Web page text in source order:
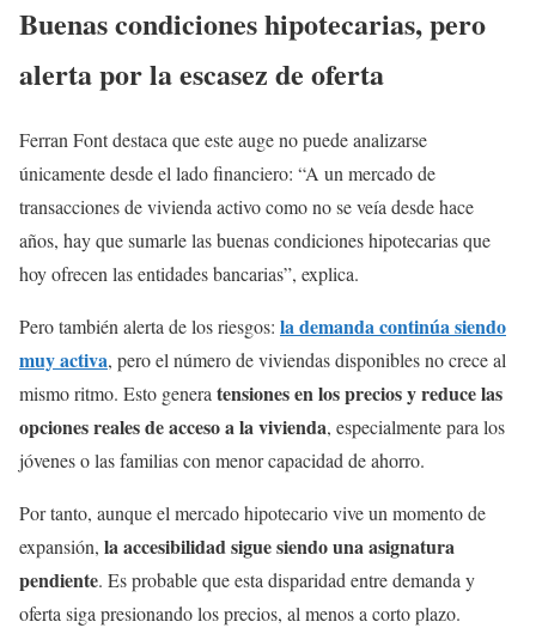
Buenas condiciones hipotecarias, pero
alerta por la escasez de oferta
Ferran Font destaca que este auge no puede analizarse
únicamente desde el lado financiero: “A un mercado de
transacciones de vivienda activo como no se veía desde hace
años, hay que sumarle las buenas condiciones hipotecarias que
hoy ofrecen las entidades bancarias”, explica.
Pero también alerta de los riesgos: la demanda continúa siendo
muy activa, pero el número de viviendas disponibles no crece al
mismo ritmo. Esto genera tensiones en los precios y reduce las
opciones reales de acceso a la vivienda, especialmente para los
jóvenes o las familias con menor capacidad de ahorro.
Por tanto, aunque el mercado hipotecario vive un momento de
expansión, la accesibilidad sigue siendo una asignatura
pendiente. Es probable que esta disparidad entre demanda y
oferta siga presionando los precios, al menos a corto plazo.